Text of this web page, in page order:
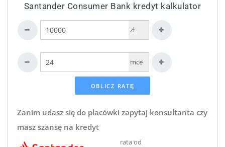
Santander Consumer Bank kredyt kalkulator
zł
mce
Zanim udasz się do placówki zapytaj konsultanta czy
masz szansę na kredyt
rata od